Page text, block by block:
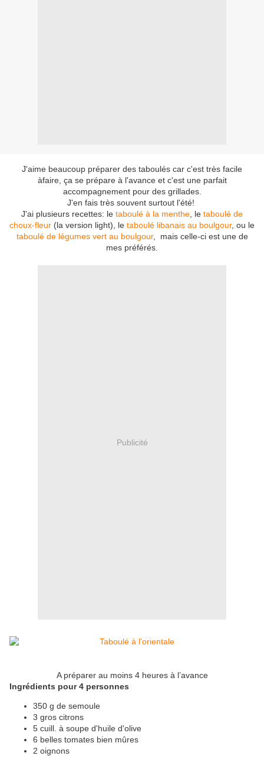
J'aime beaucoup préparer des taboulés car c'est très facile
àfaire, ça se prépare à l'avance et c'est une parfait
accompagnement pour des grillades.
J'en fais très souvent surtout l'été!
J'ai plusieurs recettes: le taboulé à la menthe , le taboulé de
choux-fleur (la version light), le taboulé libanais au boulgour, ou le
taboulé de légumes vert au boulgour, mais celle-ci est une de
mes préférés.
Publicité
A préparer au moins 4 heures à l’avance
Ingrédients pour 4 personnes
350 g de semoule
3 gros citrons
5 cuill. à soupe d'huile d'olive
6 belles tomates bien mûres
2 oignons